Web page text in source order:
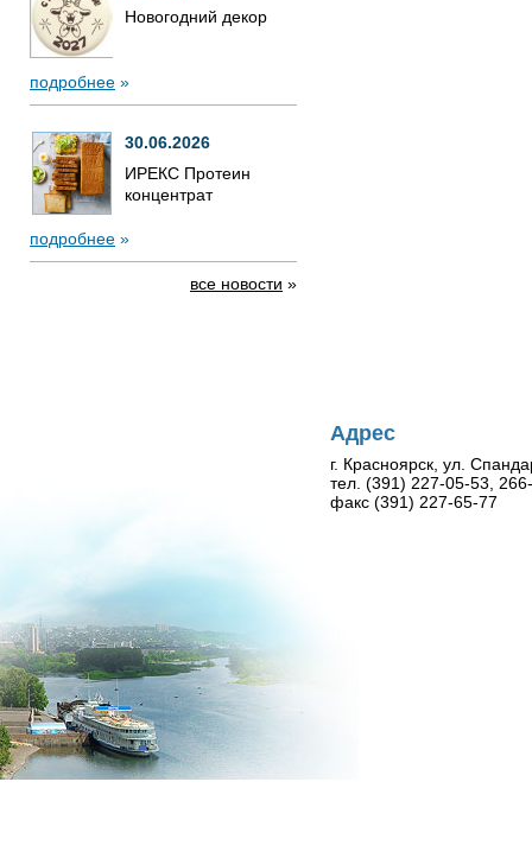
Новогодний декор
подробнее »
30.06.2026
ИРЕКС Протеин
концентрат
подробнее »
все новости »
Адрес
г. Красноярск, ул.
тел. (391) 227-05-53,
факс (391) 227-65-77